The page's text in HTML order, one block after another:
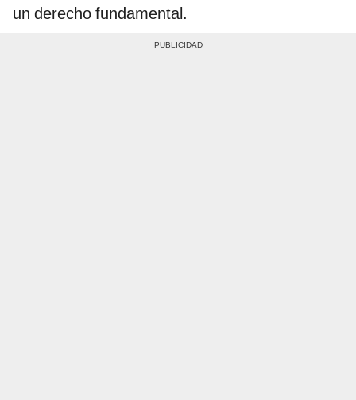
un derecho fundamental.